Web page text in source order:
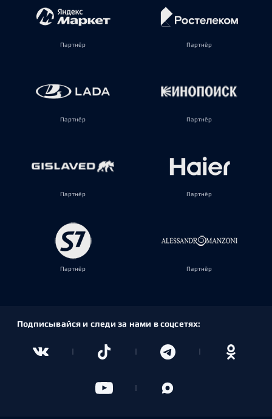
Партнёр Партнёр
Партнёр Партнёр
Партнёр Партнёр
Партнёр Партнёр
Подписывайся и следи за нами в соцсетях: